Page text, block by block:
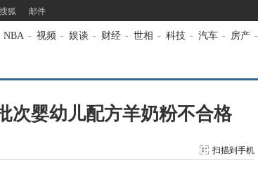
狐 邮件
NBA - 视频 - 娱谈 - 财经 - 世相 - 科技 - 汽车 - 房产 -
次婴幼儿配方羊奶粉不合格
扫描到手机